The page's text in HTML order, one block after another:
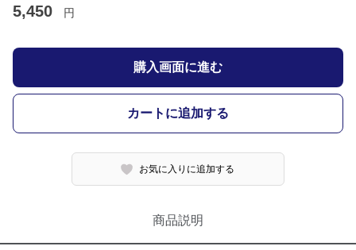
5,450 円
購入画面に進む
カートに追加する
お気に入りに追加する
商品説明